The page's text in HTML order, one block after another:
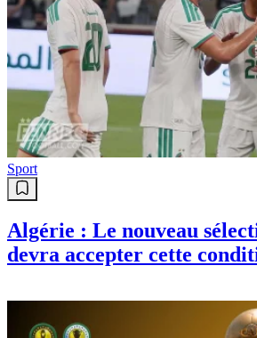
Sport
Algérie : Le nouveau
devra accepter cette